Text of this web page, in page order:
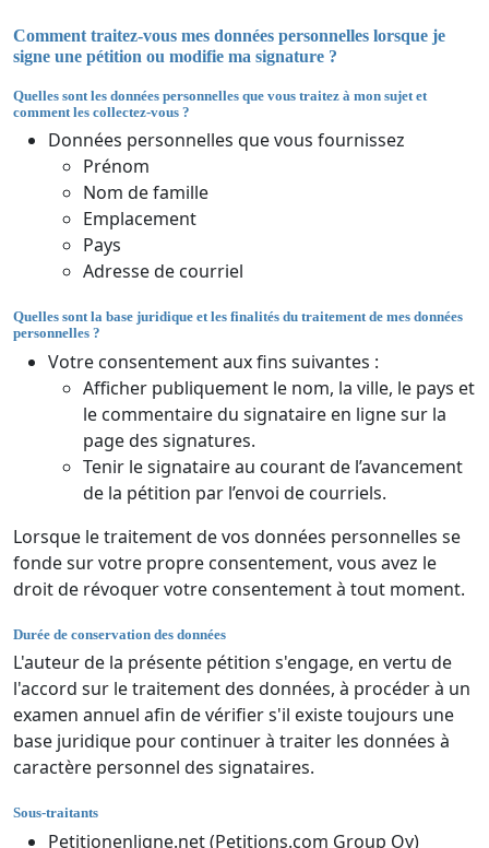
Comment traitez-vous mes données personnelles lorsque je
signe une pétition ou modifie ma signature ?
Quelles sont les données personnelles que vous traitez à mon sujet et
comment les collectez-vous ?
Données personnelles que vous fournissez
Prénom
Nom de famille
Emplacement
Pays
Adresse de courriel
Quelles sont la base juridique et les finalités du traitement de mes données
personnelles ?
Votre consentement aux fins suivantes :
Afficher publiquement le nom, la ville, le pays et
le commentaire du signataire en ligne sur la
page des signatures.
Tenir le signataire au courant de l’avancement
de la pétition par l’envoi de courriels.
Lorsque le traitement de vos données personnelles se
fonde sur votre propre consentement, vous avez le
droit de révoquer votre consentement à tout moment.
Durée de conservation des données
L'auteur de la présente pétition s'engage, en vertu de
l'accord sur le traitement des données, à procéder à un
examen annuel afin de vérifier s'il existe toujours une
base juridique pour continuer à traiter les données à
caractère personnel des signataires.
Sous-traitants
Petitionenligne.net (Petitions.com Group Oy)